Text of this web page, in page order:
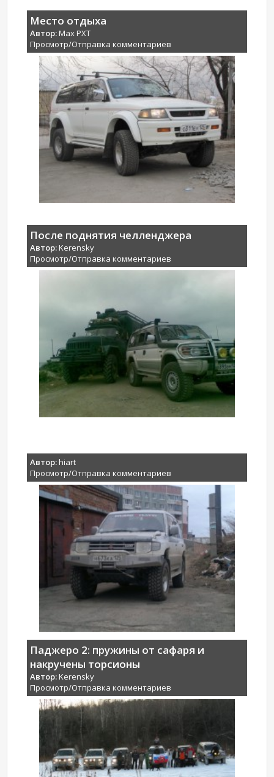
Место отдыха
Автор:Max PXT
Просмотр/Отправка комментариев
После поднятия челленджера
Автор:Kerensky
Просмотр/Отправка комментариев
Автор:hiart
Просмотр/Отправка комментариев
Паджеро 2: пружины от сафаря и
накручены торсионы
Автор:Kerensky
Просмотр/Отправка комментариев